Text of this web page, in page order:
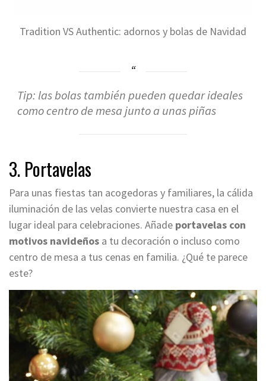
Tradition VS Authentic: adornos y bolas de Navidad
Tip: las bolas también pueden quedar ideales
como centro de mesa junto a unas piñas
3. Portavelas
Para unas fiestas tan acogedoras y familiares, la cálida
iluminación de las velas convierte nuestra casa en el
lugar ideal para celebraciones. Añade portavelas con
motivos navideños a tu decoración o incluso como
centro de mesa a tus cenas en familia. ¿Qué te parece
este?